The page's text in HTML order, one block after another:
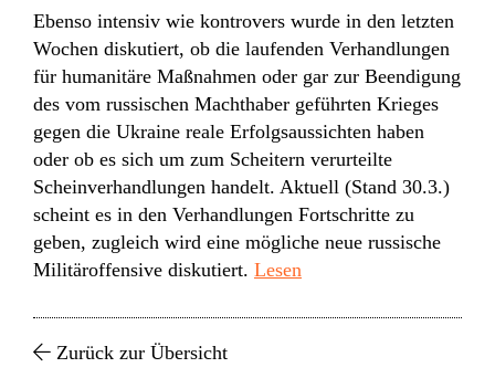
Ebenso intensiv wie kontrovers wurde in den letzten
Wochen diskutiert, ob die laufenden Verhandlungen
für humanitäre Maßnahmen oder gar zur Beendigung
des vom russischen Machthaber geführten Krieges
gegen die Ukraine reale Erfolgsaussichten haben
oder ob es sich um zum Scheitern verurteilte
Scheinverhandlungen handelt. Aktuell (Stand 30.3.)
scheint es in den Verhandlungen Fortschritte zu
geben, zugleich wird eine mögliche neue russische
Militäroffensive diskutiert. Lesen
Zurück zur Übersicht